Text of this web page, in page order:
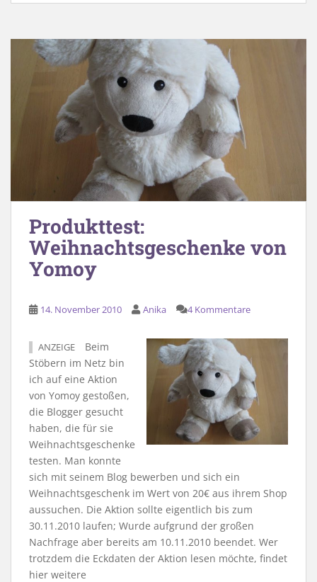
Produkttest:
Weihnachtsgeschenke von
Yomoy
14. November 2010 Anika 4 Kommentare
ANZEIGE
Beim
Stöbern im Netz bin
ich auf eine Aktion
von Yomoy gestoßen,
die Blogger gesucht
haben, die für sie
Weihnachtsgeschenke
testen. Man konnte
sich mit seinem Blog bewerben und sich ein
Weihnachtsgeschenk im Wert von 20€ aus ihrem Shop
aussuchen. Die Aktion sollte eigentlich bis zum
30.11.2010 laufen; Wurde aufgrund der großen
Nachfrage aber bereits am 10.11.2010 beendet. Wer
trotzdem die Eckdaten der Aktion lesen möchte, findet
hier weitere